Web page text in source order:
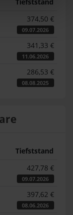
374,50 €
09.07.2026
341,33 €
11.06.2026
286,53 €
08.08.2025
Tiefststand
427,78 €
09.07.2026
397,62 €
08.06.2026